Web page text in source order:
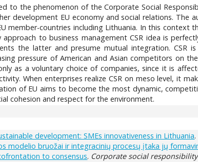
to the phenomenon of the Corporate Social
development EU economy and social relations. The
member-countries including Lithuania. In this context
to business management CSR idea is
the latter and presume mutual integration.
pressure of American and Asian competitors on
as a voluntary choice of companies, since it is
When enterprises realize CSR on meso level, it
of EU aims to become the most dynamic,
cohesion and respect for the environment.
development: SMEs innovativeness in Lithuania.
modelio bruožai ir integracinių procesų įtaka jų
to consensus. Corporate social